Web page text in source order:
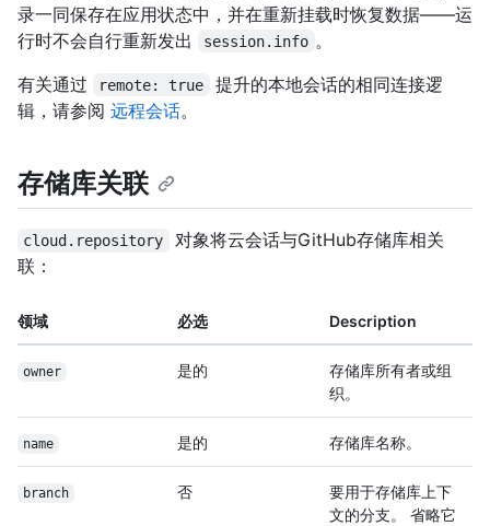
录一同保存在应用状态中，并在重新挂载时恢复数据——运
行时不会自行重新发出
session.info 。
有关通过
remote: true
提升的本地会话的相同连接逻
辑，请参阅 远程会话。
存储库关联
cloud.repository
对象将云会话与GitHub存储库相关
联：
领域 必选 Description
owner 是的
存储库所有者或组
织。
name 是的 存储库名称。
branch 否
要用于存储库上下
文的分支。 省略它